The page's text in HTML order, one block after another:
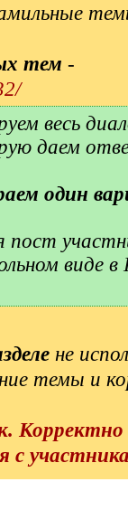
тем -
весь
даем
один
пост
виде
не
темы и
с